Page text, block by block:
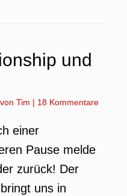
und
von Tim | 18 Kommentare
einer
Pause melde
zurück! Der
uns in